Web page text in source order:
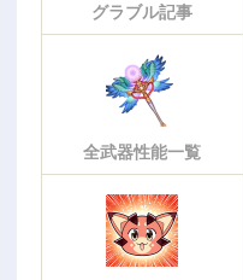
グラブル記事
全武器性能一覧